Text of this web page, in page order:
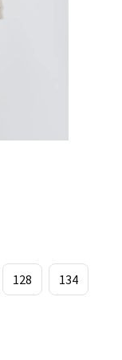
128 134